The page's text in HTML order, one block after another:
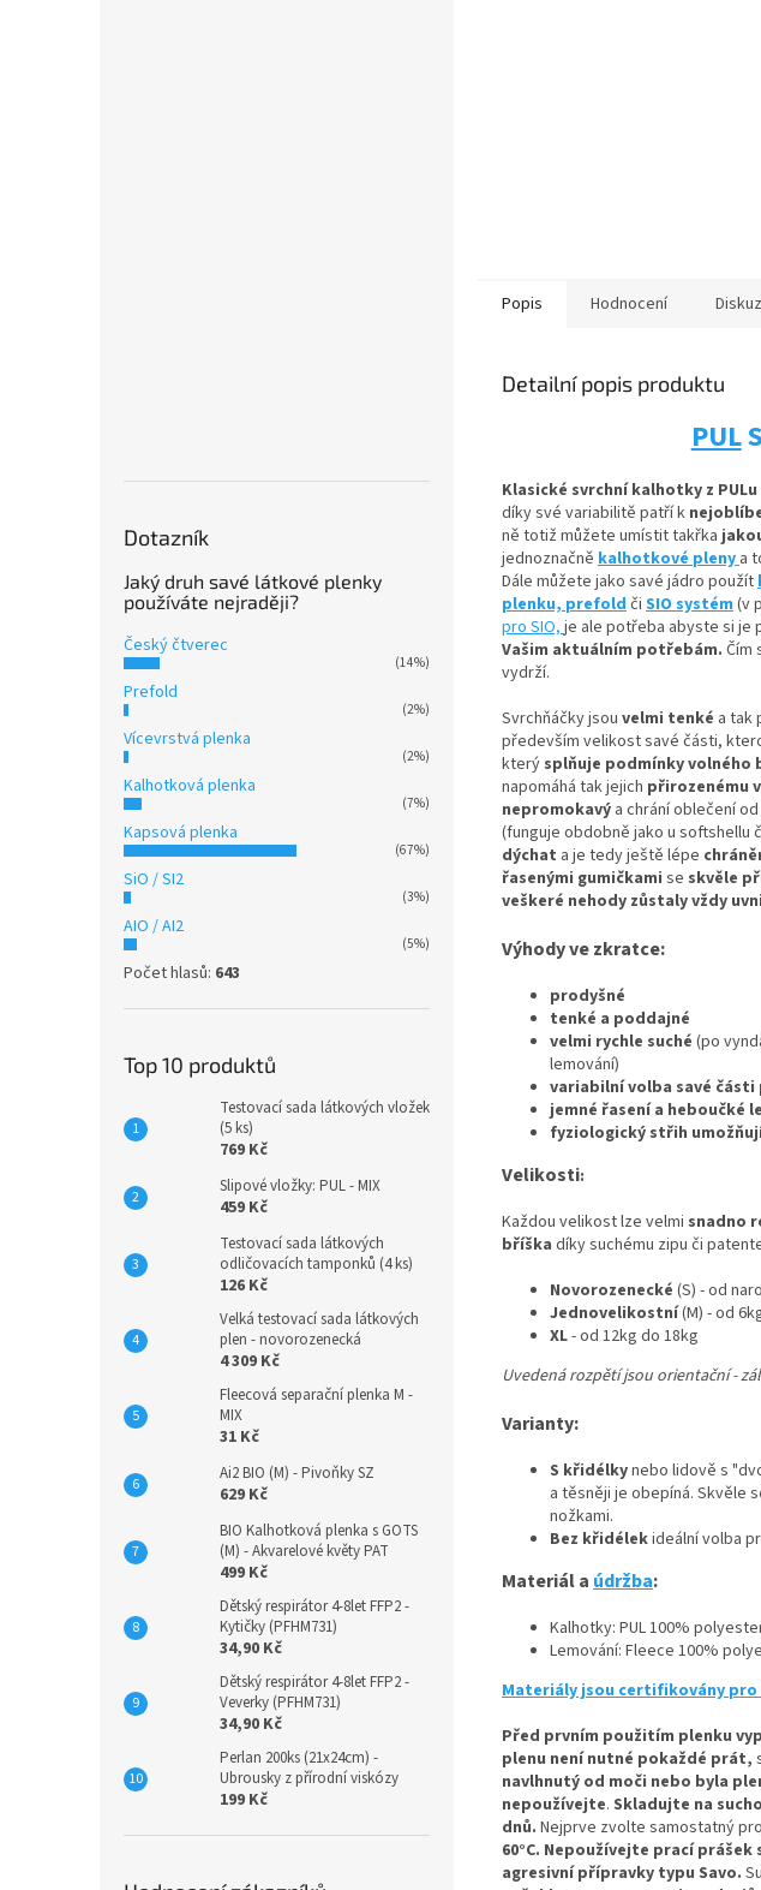
Dotazník
Jaký druh savé látkové plenky
používáte nejraději?
Český čtverec
(14%)
Prefold
(2%)
Vícevrstvá plenka
(2%)
Kalhotková plenka
(7%)
Kapsová plenka
(67%)
SiO / SI2
(3%)
AIO / AI2
(5%)
Počet hlasů: 643
Top 10 produktů
Testovací sada látkových vložek
(5 ks)
769 Kč
Slipové vložky: PUL - MIX
459 Kč
Testovací sada látkových
odličovacích tamponků (4 ks)
126 Kč
Velká testovací sada látkových
plen - novorozenecká
4 309 Kč
Fleecová separační plenka M -
MIX
31 Kč
Ai2 BIO (M) - Pivoňky SZ
629 Kč
BIO Kalhotková plenka s GOTS
(M) - Akvarelové květy PAT
499 Kč
Dětský respirátor 4-8let FFP2 -
Kytičky (PFHM731)
34,90 Kč
Dětský respirátor 4-8let FFP2 -
Veverky (PFHM731)
34,90 Kč
Perlan 200ks (21x24cm) -
Ubrousky z přírodní viskózy
199 Kč
Popis Hodnocení
Detailní popis produktu
PUL
Klasické svrchní kalhotky z PULu
díky své variabilitě patří k
ně totiž můžete umístittakřka
jednoznačně kalhotkové pleny a
Dále můžete jako savé jádro použít
plenku,prefoldči SIO systém(v
pro SIO,je ale potřeba abyste si je
Vašim aktuálním potřebám. Čím
vydrží.
Svrchňáčky jsou velmi tenké a tak
především velikost savé části,
který splňuje podmínky volného
napomáhá tak jejich přirozenému
nepromokavý a chrání oblečení
(funguje obdobně jako u softshellu
dýchat a je tedy ještě lépe
řasenými gumičkami se skvěle
veškeré nehody zůstaly vždy
Výhody ve zkratce:
prodyšné
tenké a poddajné
velmi rychle suché (po
lemování)
variabilní volba savé části
jemné řasení a heboučké
fyziologický střih
Velikosti:
Každou velikost lze velmi snadno
bříška díky suchému zipu či
Novorozenecké (S) - od
Jednovelikostní(M) - od
XL- od 12kg do 18kg
Uvedená rozpětí jsou orientační -
Varianty:
S křidélkynebo lidově s
a těsněji je obepíná. Skvěle
nožkami.
Bez křidélekideální volba
Materiál a údržba:
Kalhotky: PUL 100%
Lemování: Fleece 100%
Materiály jsou certifikovány
Před prvním použitím plenku
plenu není nutné pokaždé prát,
navlhnutý od moči nebo byla
nepoužívejte. Skladujte na sucho
dnů. Nejprve zvolte samostatný
60°C. Nepoužívejte prací
agresivní přípravky typu Savo.